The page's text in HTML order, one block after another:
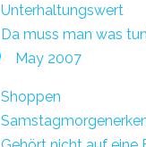
Unterhaltungswert
Da muss man was
May 2007
Shoppen